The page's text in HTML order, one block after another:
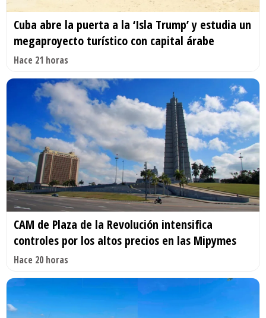
Cuba abre la puerta a la ‘Isla Trump’ y estudia un
megaproyecto turístico con capital árabe
Hace 21 horas
CAM de Plaza de la Revolución intensifica
controles por los altos precios en las Mipymes
Hace 20 horas